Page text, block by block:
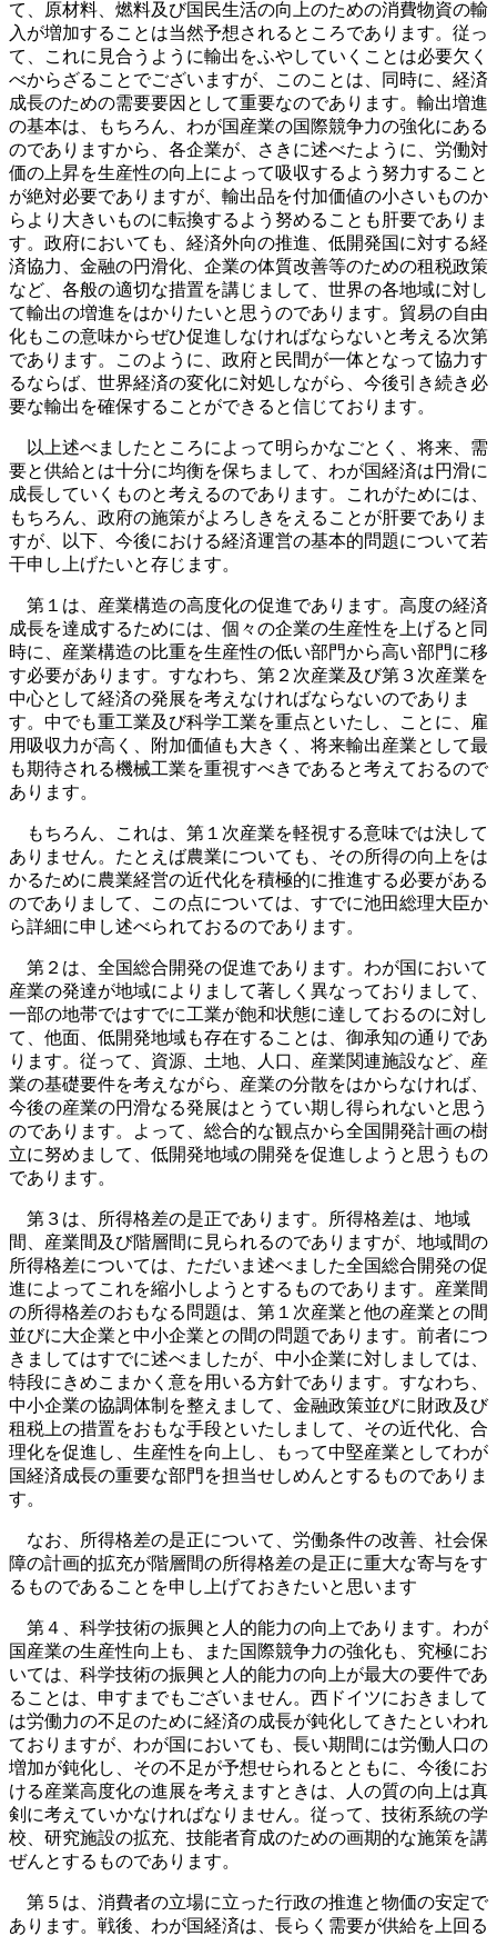
て、原材料、燃料及び国民生活の向上のための消費物資の輸
入が増加することは当然予想されるところであります。従っ
て、これに見合うように輸出をふやしていくことは必要欠く
べからざることでございますが、このことは、同時に、経済
成長のための需要要因として重要なのであります。輸出増進
の基本は、もちろん、わが国産業の国際競争力の強化にある
のでありますから、各企業が、さきに述べたように、労働対
価の上昇を生産性の向上によって吸収するよう努力すること
が絶対必要でありますが、輸出品を付加価値の小さいものか
らより大きいものに転換するよう努めることも肝要でありま
す。政府においても、経済外向の推進、低開発国に対する経
済協力、金融の円滑化、企業の体質改善等のための租税政策
など、各般の適切な措置を講じまして、世界の各地域に対し
て輸出の増進をはかりたいと思うのであります。貿易の自由
化もこの意味からぜひ促進しなければならないと考える次第
であります。このように、政府と民間が一体となって協力す
るならば、世界経済の変化に対処しながら、今後引き続き必
要な輸出を確保することができると信じております。
以上述べましたところによって明らかなごとく、将来、需
要と供給とは十分に均衡を保ちまして、わが国経済は円滑に
成長していくものと考えるのであります。これがためには、
もちろん、政府の施策がよろしきをえることが肝要でありま
すが、以下、今後における経済運営の基本的問題について若
干申し上げたいと存じます。
第１は、産業構造の高度化の促進であります。高度の経済
成長を達成するためには、個々の企業の生産性を上げると同
時に、産業構造の比重を生産性の低い部門から高い部門に移
す必要があります。すなわち、第２次産業及び第３次産業を
中心として経済の発展を考えなければならないのでありま
す。中でも重工業及び科学工業を重点といたし、ことに、雇
用吸収力が高く、附加価値も大きく、将来輸出産業として最
も期待される機械工業を重視すべきであると考えておるので
あります。
もちろん、これは、第１次産業を軽視する意味では決して
ありません。たとえば農業についても、その所得の向上をは
かるために農業経営の近代化を積極的に推進する必要がある
のでありまして、この点については、すでに池田総理大臣か
ら詳細に申し述べられておるのであります。
第２は、全国総合開発の促進であります。わが国において
産業の発達が地域によりまして著しく異なっておりまして、
一部の地帯ではすでに工業が飽和状態に達しておるのに対し
て、他面、低開発地域も存在することは、御承知の通りであ
ります。従って、資源、土地、人口、産業関連施設など、産
業の基礎要件を考えながら、産業の分散をはからなければ、
今後の産業の円滑なる発展はとうてい期し得られないと思う
のであります。よって、総合的な観点から全国開発計画の樹
立に努めまして、低開発地域の開発を促進しようと思うもの
であります。
第３は、所得格差の是正であります。所得格差は、地域
間、産業間及び階層間に見られるのでありますが、地域間の
所得格差については、ただいま述べました全国総合開発の促
進によってこれを縮小しようとするものであります。産業間
の所得格差のおもなる問題は、第１次産業と他の産業との間
並びに大企業と中小企業との間の問題であります。前者につ
きましてはすでに述べましたが、中小企業に対しましては、
特段にきめこまかく意を用いる方針であります。すなわち、
中小企業の協調体制を整えまして、金融政策並びに財政及び
租税上の措置をおもな手段といたしまして、その近代化、合
理化を促進し、生産性を向上し、もって中堅産業としてわが
国経済成長の重要な部門を担当せしめんとするものでありま
す。
なお、所得格差の是正について、労働条件の改善、社会保
障の計画的拡充が階層間の所得格差の是正に重大な寄与をす
るものであることを申し上げておきたいと思います
第４、科学技術の振興と人的能力の向上であります。わが
国産業の生産性向上も、また国際競争力の強化も、究極にお
いては、科学技術の振興と人的能力の向上が最大の要件であ
ることは、申すまでもございません。西ドイツにおきまして
は労働力の不足のために経済の成長が鈍化してきたといわれ
ておりますが、わが国においても、長い期間には労働人口の
増加が鈍化し、その不足が予想せられるとともに、今後にお
ける産業高度化の進展を考えますときは、人の質の向上は真
剣に考えていかなければなりません。従って、技術系統の学
校、研究施設の拡充、技能者育成のための画期的な施策を講
ぜんとするものであります。
第５は、消費者の立場に立った行政の推進と物価の安定で
あります。戦後、わが国経済は、長らく需要が供給を上回る